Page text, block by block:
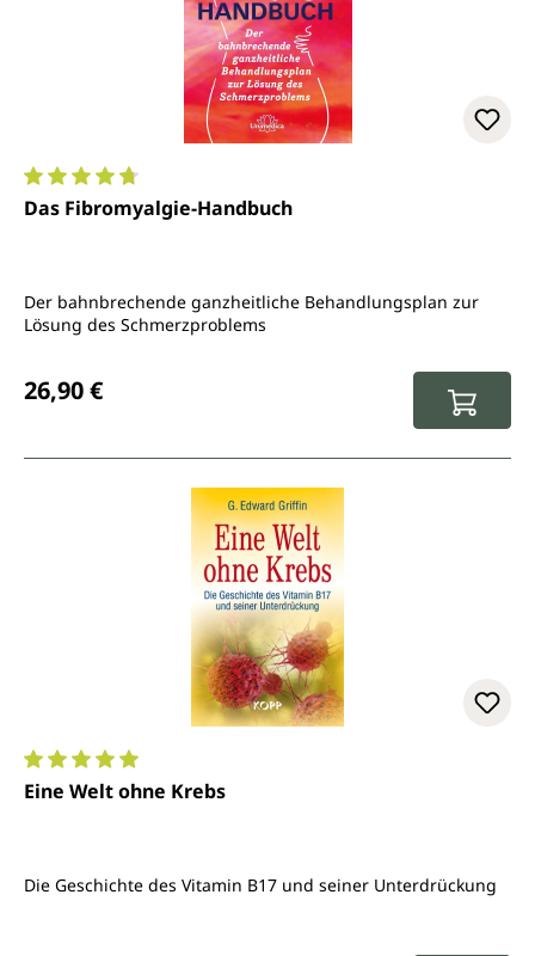
Durchschnittliche Bewertung von 4.8 von 5 Sternen
Das Fibromyalgie-Handbuch
Der bahnbrechende ganzheitliche Behandlungsplan zur
Lösung des Schmerzproblems
26,90 €
Durchschnittliche Bewertung von 5 von 5 Sternen
Eine Welt ohne Krebs
Die Geschichte des Vitamin B17 und seiner Unterdrückung